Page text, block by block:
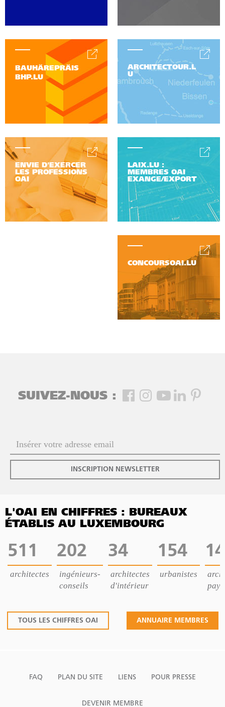
BAUHÄREPRÄIS
BHP.LU
ARCHITECTOUR.L
U
ENVIE D'EXERCER
LES PROFESSIONS
OAI
LAIX.LU :
MEMBRES OAI
EXANGE/EXPORT
CONCOURSOAI.LU
SUIVEZ-NOUS :
INSCRIPTION NEWSLETTER
L'OAI EN CHIFFRES : BUREAUX
ÉTABLIS AU LUXEMBOURG
511
architectes
202
ingénieurs-
conseils
34
architectes
d'intérieur
154
urbanistes
14
TOUS LES CHIFFRES OAI ANNUAIRE MEMBRES
FAQ PLAN DU SITE LIENS POUR PRESSE
DEVENIR MEMBRE